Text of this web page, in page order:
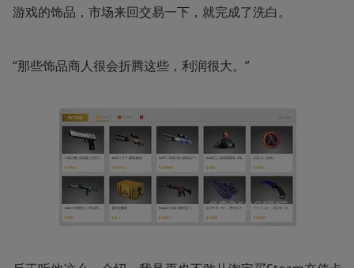
游戏的饰品，市场来回交易一下，就完成了洗白。
“那些饰品商人很会折腾这些，利润很大。”